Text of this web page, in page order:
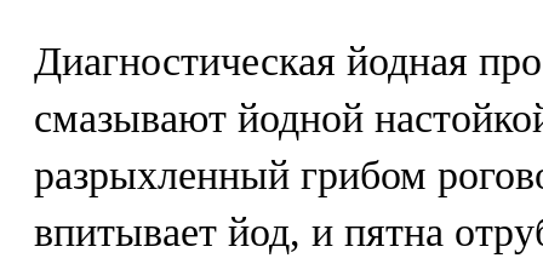
Диагностическая йодная
смазывают йодной
разрыхленный грибом
впитывает йод, и пятна